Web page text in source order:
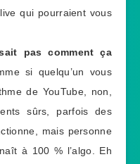
qui pourraient vous
pas comment ça
si quelqu’un vous
de YouTube, non,
sûrs, parfois des
mais personne
à 100 % l’algo. Eh